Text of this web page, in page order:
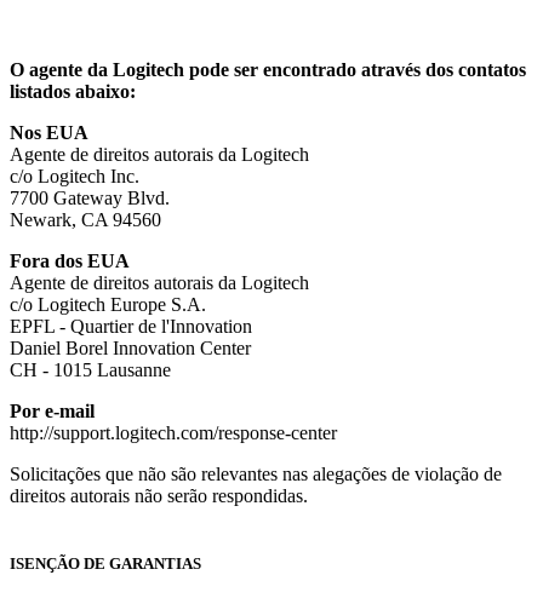
O agente da Logitech pode ser encontrado através dos contatos
listados abaixo:
Nos EUA
Agente de direitos autorais da Logitech
c/o Logitech Inc.
7700 Gateway Blvd.
Newark, CA 94560
Fora dos EUA
Agente de direitos autorais da Logitech
c/o Logitech Europe S.A.
EPFL - Quartier de l'Innovation
Daniel Borel Innovation Center
CH - 1015 Lausanne
Por e-mail
http://support.logitech.com/response-center
Solicitações que não são relevantes nas alegações de violação de
direitos autorais não serão respondidas.
ISENÇÃO DE GARANTIAS